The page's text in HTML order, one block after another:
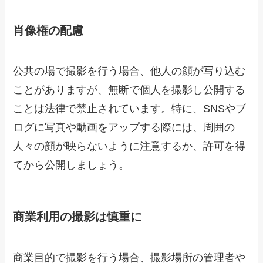
肖像権の配慮
公共の場で撮影を行う場合、他人の顔が写り込む
ことがありますが、無断で個人を撮影し公開する
ことは法律で禁止されています。特に、SNSやブ
ログに写真や動画をアップする際には、周囲の
人々の顔が映らないように注意するか、許可を得
てから公開しましょう。
商業利用の撮影は慎重に
商業目的で撮影を行う場合、撮影場所の管理者や